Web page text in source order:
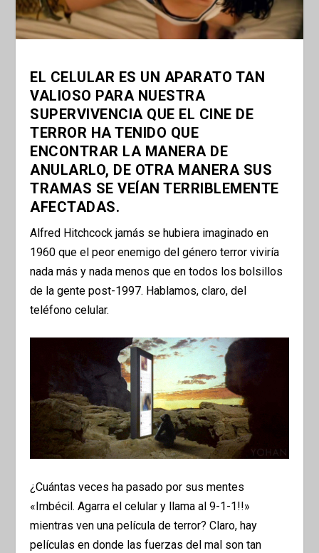
EL CELULAR ES UN APARATO TAN
VALIOSO PARA NUESTRA
SUPERVIVENCIA QUE EL CINE DE
TERROR HA TENIDO QUE
ENCONTRAR LA MANERA DE
ANULARLO, DE OTRA MANERA SUS
TRAMAS SE VEÍAN TERRIBLEMENTE
AFECTADAS.
Alfred Hitchcock jamás se hubiera imaginado en
1960 que el peor enemigo del género terror viviría
nada más y nada menos que en todos los bolsillos
de la gente post-1997. Hablamos, claro, del
teléfono celular.
¿Cuántas veces ha pasado por sus mentes
«Imbécil. Agarra el celular y llama al 9-1-1!!»
mientras ven una película de terror? Claro, hay
películas en donde las fuerzas del mal son tan